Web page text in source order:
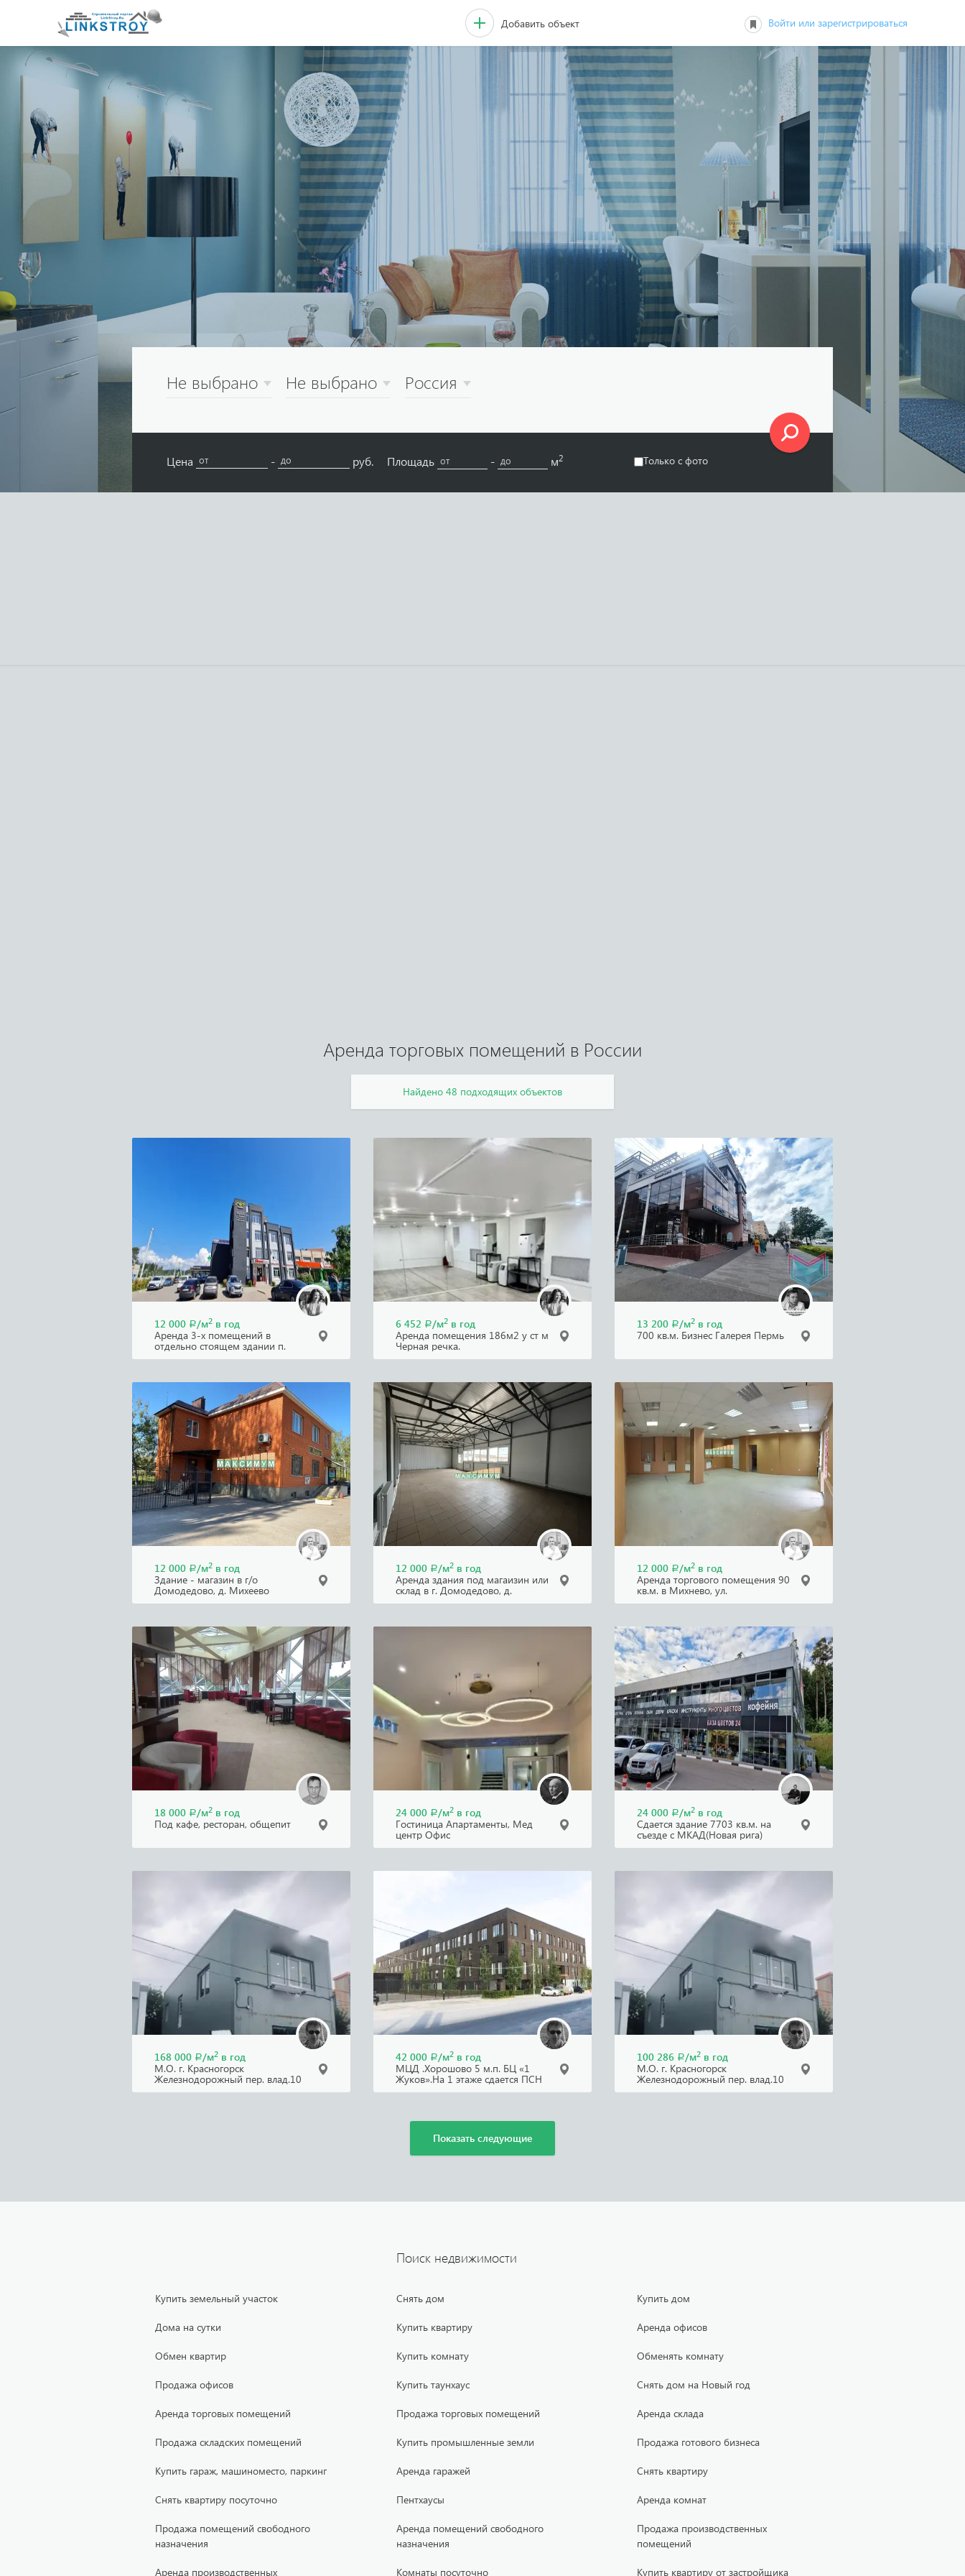
Войти или зарегистрироваться
Добавить объект
Не выбрано Не выбрано Россия
Только с фото
Цена - руб. Площадь - м2
Аренда торговых помещений в России
Найдено 48 подходящих объектов
12 000 Р/м2 в год
Аренда 3-х помещений в
отдельно стоящем здании п.
Ленинское, Лен.обл.
6 452 Р/м2 в год
Аренда помещения 186м2 у ст м
Черная речка.
13 200 Р/м2 в год
700 кв.м. Бизнес Галерея Пермь
12 000 Р/м2 в год
Здание - магазин в г/о
Домодедово, д. Михеево
12 000 Р/м2 в год
Аренда здания под магаизин или
склад в г. Домодедово, д.
Сырьево
12 000 Р/м2 в год
Аренда торгового помещения 90
кв.м. в Михнево, ул.
Кооперативная
18 000 Р/м2 в год
Под кафе, ресторан, общепит
24 000 Р/м2 в год
Гостиница Апартаменты, Мед
центр Офис
24 000 Р/м2 в год
Сдается здание 7703 кв.м. на
съезде с МКАД(Новая рига)
168 000 Р/м2 в год
М.О. г. Красногорск
Железнодорожный пер. влад.10
.Сдаются ПСН 140 кв
42 000 Р/м2 в год
МЦД .Хорошово 5 м.п. БЦ «1
Жуков».На 1 этаже сдается ПСН
1781 кв.м
100 286 Р/м2 в год
М.О. г. Красногорск
Железнодорожный пер. влад.10
.Сдаются ПСН 70 кв
Показать следующие
Купить земельный участок
Дома на сутки
Обмен квартир
Продажа офисов
Аренда торговых помещений
Продажа складских помещений
Купить гараж, машиноместо, паркинг
Снять квартиру посуточно
Продажа помещений свободного
назначения
Аренда производственных
Поиск недвижимости
Снять дом
Купить квартиру
Купить комнату
Купить таунхаус
Продажа торговых помещений
Купить промышленные земли
Аренда гаражей
Пентхаусы
Аренда помещений свободного
назначения
Комнаты посуточно
Купить дом
Аренда офисов
Обменять комнату
Снять дом на Новый год
Аренда склада
Продажа готового бизнеса
Снять квартиру
Аренда комнат
Продажа производственных
помещений
Купить квартиру от застройщика